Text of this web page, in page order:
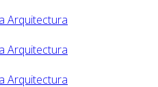
Arquitectura
Arquitectura
Arquitectura